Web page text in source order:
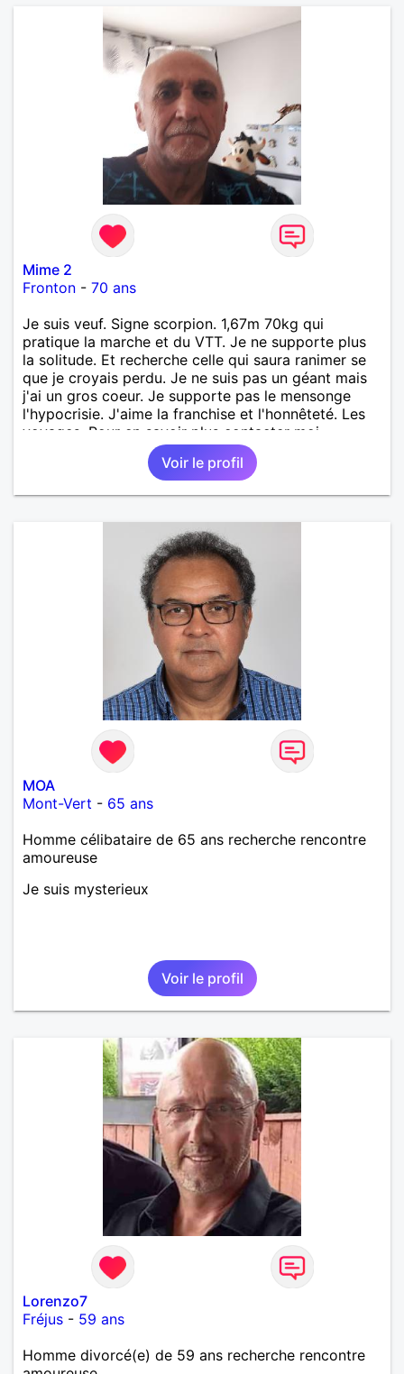
pense en tout cas 😂)
Mime 2
Fronton - 70 ans
Je suis veuf. Signe scorpion. 1,67m 70kg qui
pratique la marche et du VTT. Je ne supporte plus
la solitude. Et recherche celle qui saura ranimer se
que je croyais perdu. Je ne suis pas un géant mais
j'ai un gros coeur. Je supporte pas le mensonge
l'hypocrisie. J'aime la franchise et l'honnêteté. Les
voyages. Pour en savoir plus contacter moi.
Voir le profil
MOA
Mont-Vert - 65 ans
Homme célibataire de 65 ans recherche rencontre
amoureuse
Je suis mysterieux
Voir le profil
Lorenzo7
Fréjus - 59 ans
Homme divorcé(e) de 59 ans recherche rencontre